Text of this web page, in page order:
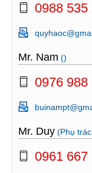
0988 535
Mr. Nam ()
0976 988
Mr. Duy (Phụ
0961 667